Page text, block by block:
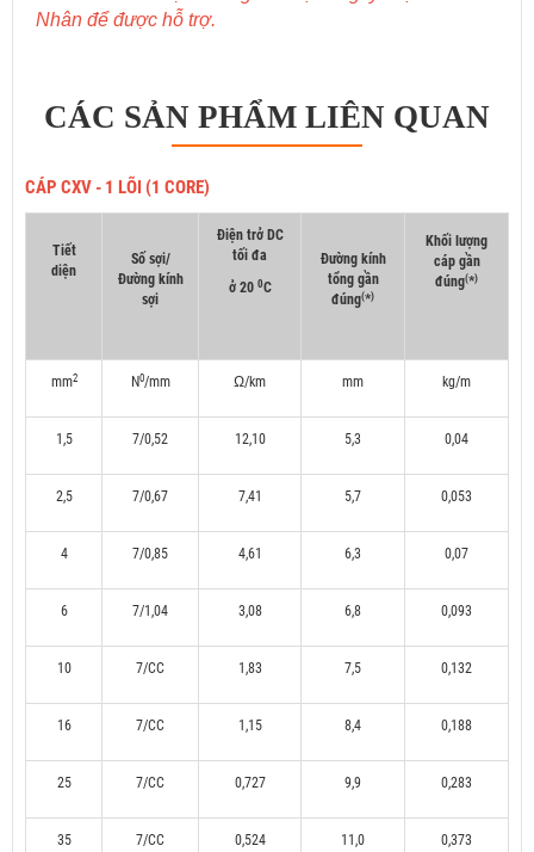
Nhân để được hỗ trợ.
CÁC SẢN PHẨM LIÊN QUAN
CÁP CXV - 1 LÕI (1 CORE)
Tiết
diện
Số sợi/
Đường kính
sợi
Điện trở DC
tối đa
ở 20 0C
Đường kính
tổng gần
đúng(*)
Khối lượng
cáp gần
đúng(*)
mm2 N0/mm Ω/km mm kg/m
1,5 7/0,52 12,10 5,3 0,04
2,5 7/0,67 7,41 5,7 0,053
4 7/0,85 4,61 6,3 0,07
6 7/1,04 3,08 6,8 0,093
10 7/CC 1,83 7,5 0,132
16 7/CC 1,15 8,4 0,188
25 7/CC 0,727 9,9 0,283
35 7/CC 0,524 11,0 0,373